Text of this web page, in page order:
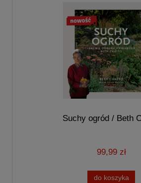
Suchy ogród / Beth
99,99 zł
do koszyka